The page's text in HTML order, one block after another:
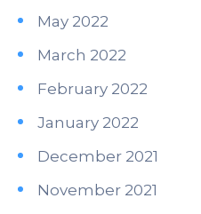
May 2022
March 2022
February 2022
January 2022
December 2021
November 2021